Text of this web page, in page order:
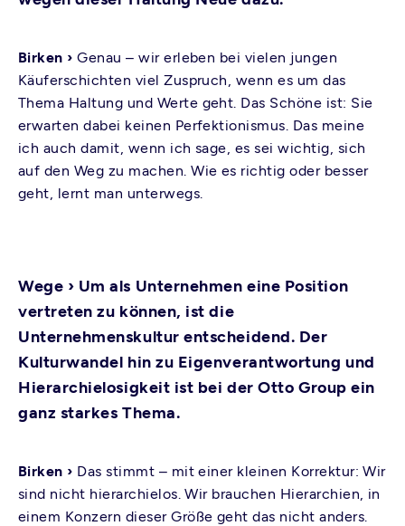
Birken › Genau – wir erleben bei vielen jungen
Käuferschichten viel Zuspruch, wenn es um das
Thema Haltung und Werte geht. Das Schöne ist: Sie
erwarten dabei keinen Perfektionismus. Das meine
ich auch damit, wenn ich sage, es sei wichtig, sich
auf den Weg zu machen. Wie es richtig oder besser
geht, lernt man unterwegs.
Wege › Um als Unternehmen eine Position
vertreten zu können, ist die
Unternehmenskultur entscheidend. Der
Kulturwandel hin zu Eigenverantwortung und
Hierarchielosigkeit ist bei der Otto Group ein
ganz starkes Thema.
Birken › Das stimmt – mit einer kleinen Korrektur: Wir
sind nicht hierarchielos. Wir brauchen Hierarchien, in
einem Konzern dieser Größe geht das nicht anders.